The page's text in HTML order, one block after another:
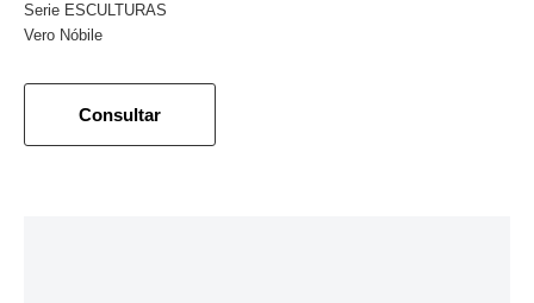
Serie ESCULTURAS
Vero Nóbile
Consultar